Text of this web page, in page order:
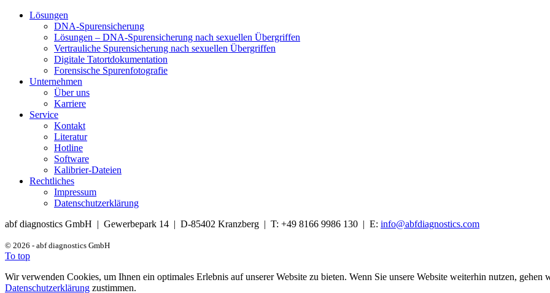
Lösungen
DNA-Spurensicherung
Lösungen – DNA-Spurensicherung nach sexuellen Übergriffen
Vertrauliche Spurensicherung nach sexuellen Übergriffen
Digitale Tatortdokumentation
Forensische Spurenfotografie
Unternehmen
Über uns
Karriere
Service
Kontakt
Literatur
Hotline
Software
Kalibrier-Dateien
Rechtliches
Impressum
Datenschutzerklärung
abf diagnostics GmbH | Gewerbepark 14 | D-85402 Kranzberg | T: +49 8166 9986 130 | E: info@abfdiagnostics.com
© 2026 - abf diagnostics GmbH
To top
Wir verwenden Cookies, um Ihnen ein optimales Erlebnis auf unserer Website zu bieten. Wenn Sie unsere Website weiterhin nutzen,
Datenschutzerklärung zustimmen.